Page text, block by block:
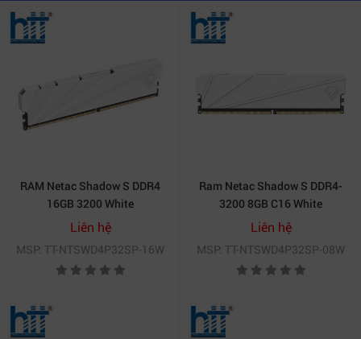
Nâng cấp PC cùng Ram Shadow II DDR4-3200 16GB Black
3. Ứng dụng thực tế của Ram Shadow
II DDR4-3200 16GB Black
Với hiệu năng mạnh mẽ,
Ram Shadow II DDR4-3200
RAM Netac Shadow S DDR4
16GB 3200 White
Liên hệ
MSP: TT-NTSWD4P32SP-16W
Ram Netac Shadow S DDR4-
3200 8GB C16 White
(NTSWD4P32SP-08W)
Liên hệ
MSP: TT-NTSWD4P32SP-08W